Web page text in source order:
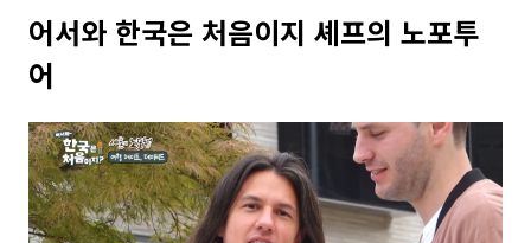
어서와 한국은 처음이지 셰프의 노포투
어